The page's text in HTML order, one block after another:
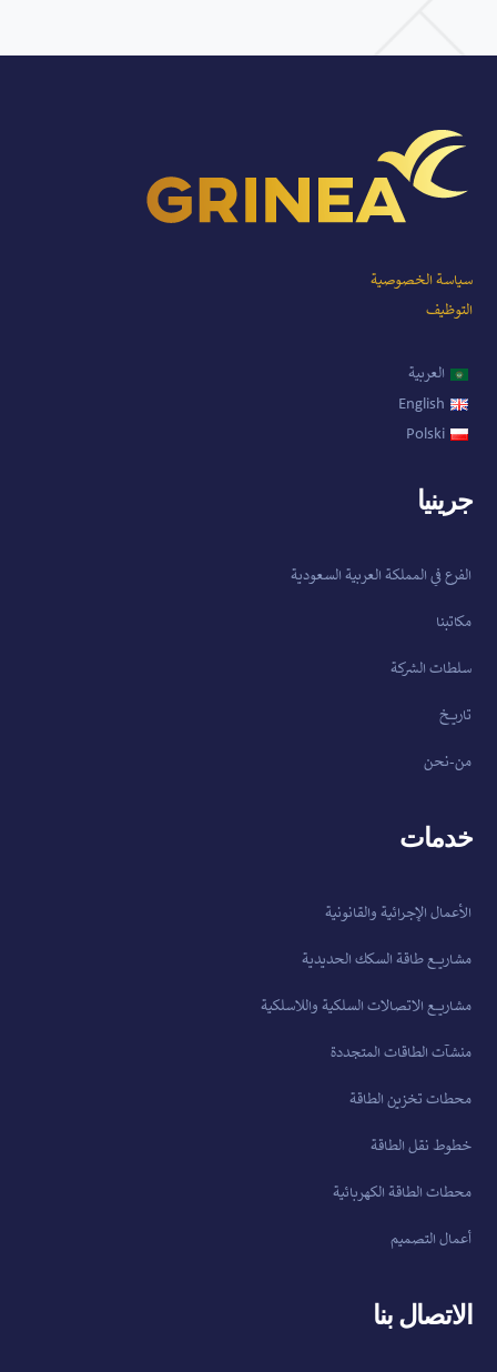
سياسة الخصوصية
التوظيف
العربية
English
Polski
جرينيا
من-نحن
تاريخ
سلطات الشركة
مكاتبنا
الفرع في المملكة العربية السعودية
خدمات
أعمال التصميم
محطات الطاقة الكهربائية
خطوط نقل الطاقة
محطات تخزين الطاقة
منشآت الطاقات المتجددة
مشاريع الاتصالات السلكية واللاسلكية
مشاريع طاقة السكك الحديدية
الأعمال الإجرائية والقانونية
الاتصال بنا